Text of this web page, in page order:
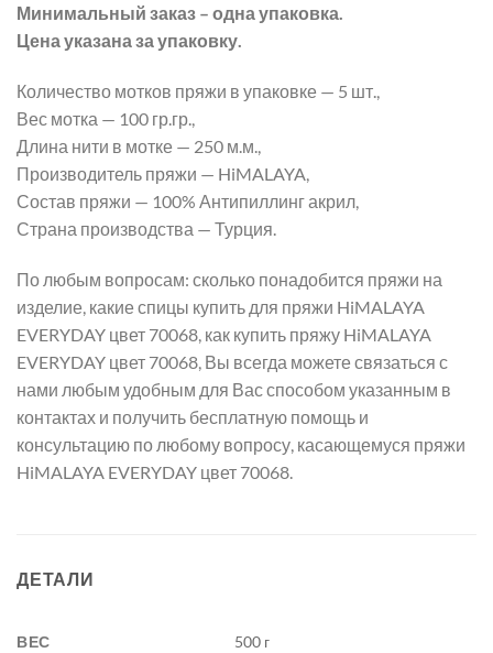
Минимальный заказ – одна упаковка.
Цена указана за упаковку.
Количество мотков пряжи в упаковке — 5 шт.,
Вес мотка — 100 гр.гр.,
Длина нити в мотке — 250 м.м.,
Производитель пряжи — HiMALAYA,
Состав пряжи — 100% Антипиллинг акрил,
Страна производства — Турция.
По любым вопросам: сколько понадобится пряжи на
изделие, какие спицы купить для пряжи HiMALAYA
EVERYDAY цвет 70068, как купить пряжу HiMALAYA
EVERYDAY цвет 70068, Вы всегда можете связаться с
нами любым удобным для Вас способом указанным в
контактах и получить бесплатную помощь и
консультацию по любому вопросу, касающемуся пряжи
HiMALAYA EVERYDAY цвет 70068.
ДЕТАЛИ
ВЕС 500 г